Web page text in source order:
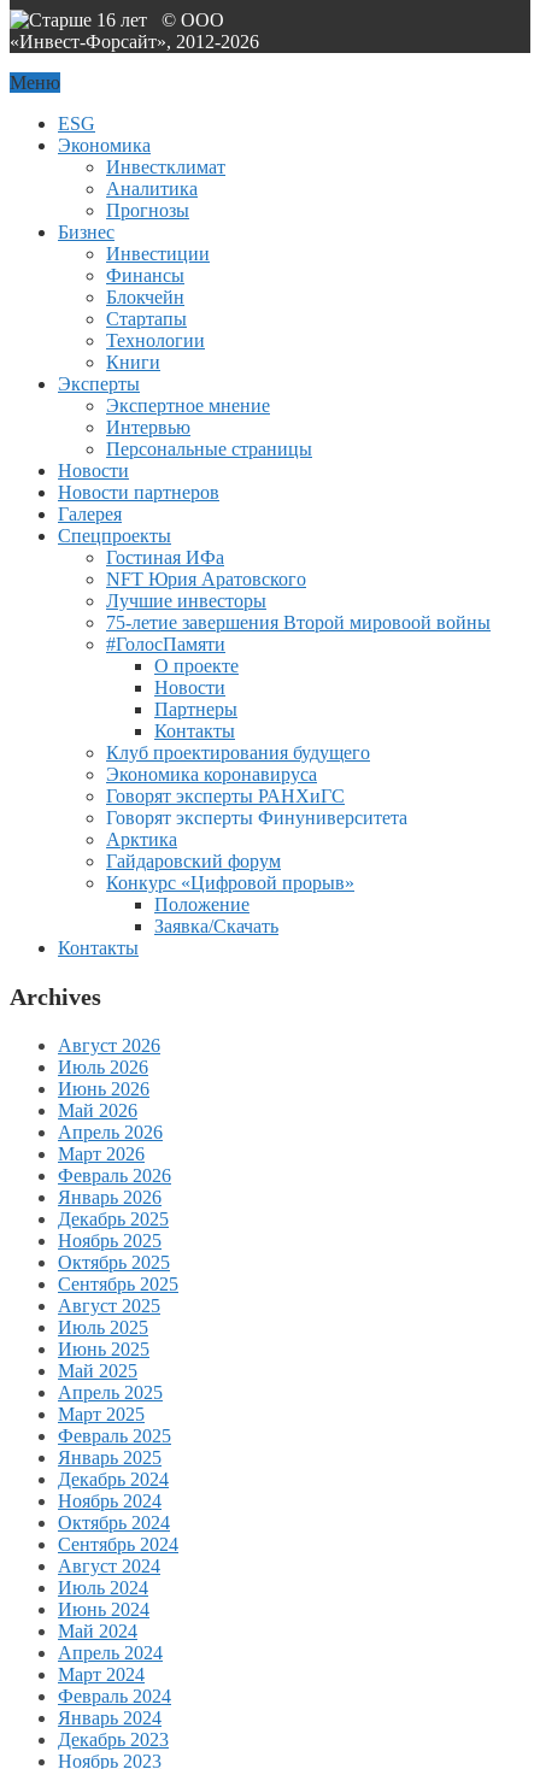
© ООО
«Инвест-Форсайт», 2012-2026
Меню
ESG
Экономика
Инвестклимат
Аналитика
Прогнозы
Бизнес
Инвестиции
Финансы
Блокчейн
Стартапы
Технологии
Книги
Эксперты
Экспертное мнение
Интервью
Персональные страницы
Новости
Новости партнеров
Галерея
Спецпроекты
Гостиная ИФа
NFT Юрия Аратовского
Лучшие инвесторы
75-летие завершения Второй мировоой войны
#ГолосПамяти
О проекте
Новости
Партнеры
Контакты
Клуб проектирования будущего
Экономика коронавируса
Говорят эксперты РАНХиГС
Говорят эксперты Финуниверситета
Арктика
Гайдаровский форум
Конкурс «Цифровой прорыв»
Положение
Заявка/Скачать
Контакты
Archives
Август 2026
Июль 2026
Июнь 2026
Май 2026
Апрель 2026
Март 2026
Февраль 2026
Январь 2026
Декабрь 2025
Ноябрь 2025
Октябрь 2025
Сентябрь 2025
Август 2025
Июль 2025
Июнь 2025
Май 2025
Апрель 2025
Март 2025
Февраль 2025
Январь 2025
Декабрь 2024
Ноябрь 2024
Октябрь 2024
Сентябрь 2024
Август 2024
Июль 2024
Июнь 2024
Май 2024
Апрель 2024
Март 2024
Февраль 2024
Январь 2024
Декабрь 2023
Ноябрь 2023